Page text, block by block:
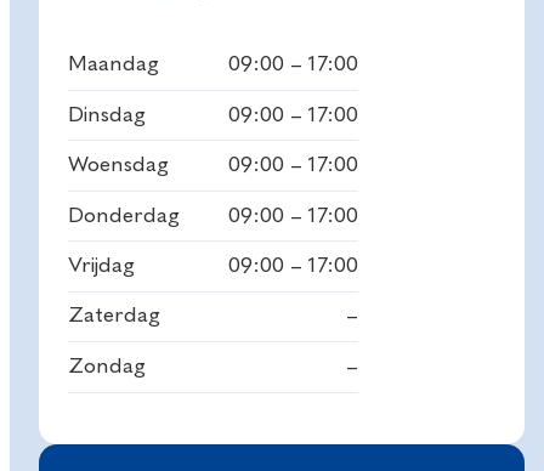
Maandag 09:00 – 17:00
Dinsdag 09:00 – 17:00
Woensdag 09:00 – 17:00
Donderdag 09:00 – 17:00
Vrijdag 09:00 – 17:00
Zaterdag –
Zondag –